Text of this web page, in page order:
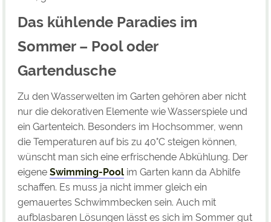
Das kühlende Paradies im
Sommer – Pool oder
Gartendusche
Zu den Wasserwelten im Garten gehören aber nicht
nur die dekorativen Elemente wie Wasserspiele und
ein Gartenteich. Besonders im Hochsommer, wenn
die Temperaturen auf bis zu 40°C steigen können,
wünscht man sich eine erfrischende Abkühlung. Der
eigene Swimming-Poolim Garten kann da Abhilfe
schaffen. Es muss ja nicht immer gleich ein
gemauertes Schwimmbecken sein. Auch mit
aufblasbaren Lösungen lässt es sich im Sommer gut